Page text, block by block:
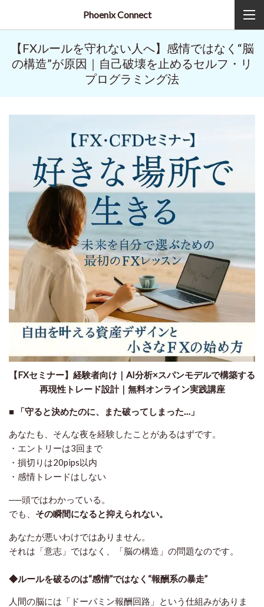
Phoenix Connect
【FXルールを守れない人へ】感情ではなく“脳
の構造”が原因｜自己破壊を止めるセルフ・リ
プログラミング法
【FXセミナー】経験者向け｜AI分析×スパンモデルで構築する
再現性トレード設計｜無料オンライン実践講座
■ 「守ると決めたのに、また破ってしまった…」
あなたも、そんな夜を経験したことがあるはずです。
・エントリーは3回まで
・損切りは20pips以内
・感情トレードはしない
──頭ではわかっている。
でも、 その瞬間になると抑えられない。
あなたが悪いわけではありません。
それは「意志」ではなく、「脳の構造」の問題なのです。
◆ルールを破るのは“感情”ではなく“報酬系の暴走”
人間の脳には「ドーパミン報酬回路」という仕組みがありま